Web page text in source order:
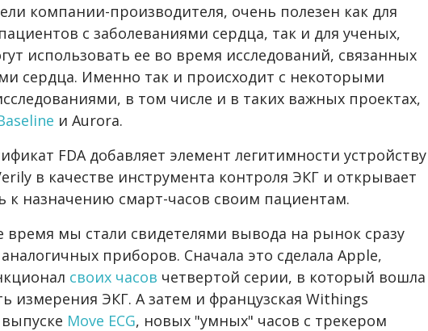
компании-производителя, очень полезен как для
с заболеваниями сердца, так и для ученых,
использовать ее во время исследований, связанных
сердца. Именно так и происходит с некоторыми
в том числе и в таких важных проектах,
и Aurora.
FDA добавляет элемент легитимности устройству
в качестве инструмента контроля ЭКГ и открывает
к назначению смарт-часов своим пациентам.
время мы стали свидетелями вывода на рынок сразу
приборов. Сначала это сделала Apple,
своих часов четвертой серии, в который вошла
измерения ЭКГ. А затем и французская Withings
Move ECG, новых "умных" часов с трекером